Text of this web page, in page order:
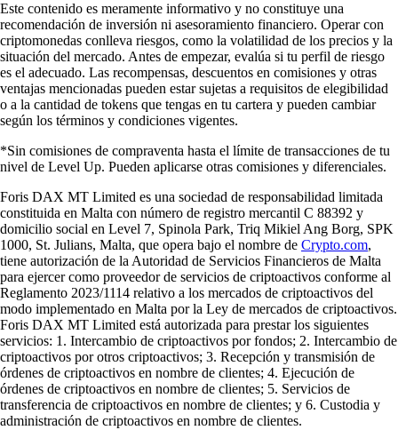
Este contenido es meramente informativo y no constituye una
recomendación de inversión ni asesoramiento financiero. Operar con
criptomonedas conlleva riesgos, como la volatilidad de los precios y la
situación del mercado. Antes de empezar, evalúa si tu perfil de riesgo
es el adecuado. Las recompensas, descuentos en comisiones y otras
ventajas mencionadas pueden estar sujetas a requisitos de elegibilidad
o a la cantidad de tokens que tengas en tu cartera y pueden cambiar
según los términos y condiciones vigentes.
*Sin comisiones de compraventa hasta el límite de transacciones de tu
nivel de Level Up. Pueden aplicarse otras comisiones y diferenciales.
Foris DAX MT Limited es una sociedad de responsabilidad limitada
constituida en Malta con número de registro mercantil C 88392 y
domicilio social en Level 7, Spinola Park, Triq Mikiel Ang Borg, SPK
1000, St. Julians, Malta, que opera bajo el nombre de Crypto.com,
tiene autorización de la Autoridad de Servicios Financieros de Malta
para ejercer como proveedor de servicios de criptoactivos conforme al
Reglamento 2023/1114 relativo a los mercados de criptoactivos del
modo implementado en Malta por la Ley de mercados de criptoactivos.
Foris DAX MT Limited está autorizada para prestar los siguientes
servicios: 1. Intercambio de criptoactivos por fondos; 2. Intercambio de
criptoactivos por otros criptoactivos; 3. Recepción y transmisión de
órdenes de criptoactivos en nombre de clientes; 4. Ejecución de
órdenes de criptoactivos en nombre de clientes; 5. Servicios de
transferencia de criptoactivos en nombre de clientes; y 6. Custodia y
administración de criptoactivos en nombre de clientes.